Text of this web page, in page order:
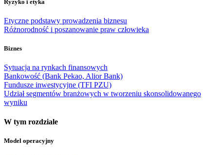
Ryzyko i etyka
Etyczne podstawy prowadzenia biznesu
Różnorodność i poszanowanie praw człowieka
Biznes
Sytuacja na rynkach finansowych
Bankowość (Bank Pekao, Alior Bank)
Fundusze inwestycyjne (TFI PZU)
Udział segmentów branżowych w tworzeniu skonsolidowanego
wyniku
W tym rozdziale
Model operacyjny